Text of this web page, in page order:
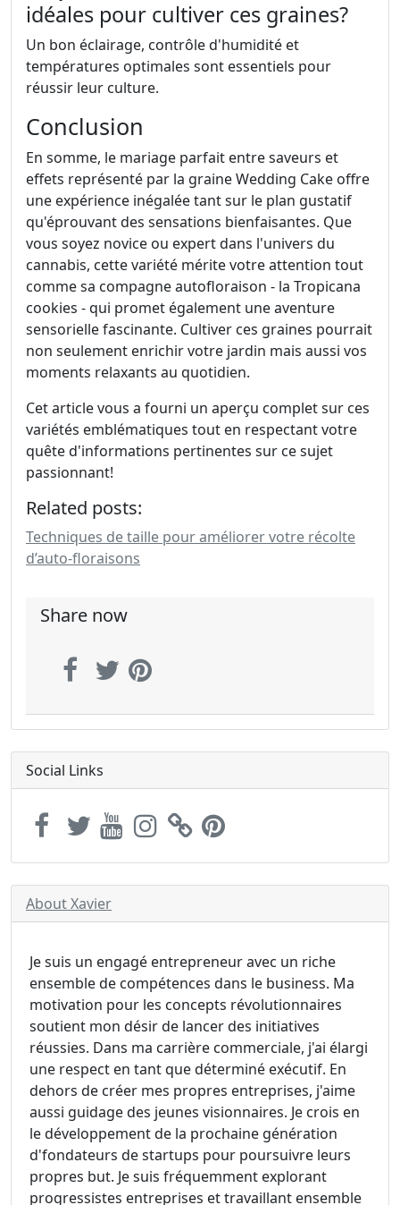
idéales pour cultiver ces graines?
Un bon éclairage, contrôle d'humidité et
températures optimales sont essentiels pour
réussir leur culture.
Conclusion
En somme, le mariage parfait entre saveurs et
effets représenté par la graine Wedding Cake offre
une expérience inégalée tant sur le plan gustatif
qu'éprouvant des sensations bienfaisantes. Que
vous soyez novice ou expert dans l'univers du
cannabis, cette variété mérite votre attention tout
comme sa compagne autofloraison - la Tropicana
cookies - qui promet également une aventure
sensorielle fascinante. Cultiver ces graines pourrait
non seulement enrichir votre jardin mais aussi vos
moments relaxants au quotidien.
Cet article vous a fourni un aperçu complet sur ces
variétés emblématiques tout en respectant votre
quête d'informations pertinentes sur ce sujet
passionnant!
Related posts:
Techniques de taille pour améliorer votre récolte
d’auto-floraisons
Share now
Social Links
About Xavier
Je suis un engagé entrepreneur avec un riche
ensemble de compétences dans le business. Ma
motivation pour les concepts révolutionnaires
soutient mon désir de lancer des initiatives
réussies. Dans ma carrière commerciale, j'ai élargi
une respect en tant que déterminé exécutif. En
dehors de créer mes propres entreprises, j'aime
aussi guidage des jeunes visionnaires. Je crois en
le développement de la prochaine génération
d'fondateurs de startups pour poursuivre leurs
propres but. Je suis fréquemment explorant
progressistes entreprises et travaillant ensemble